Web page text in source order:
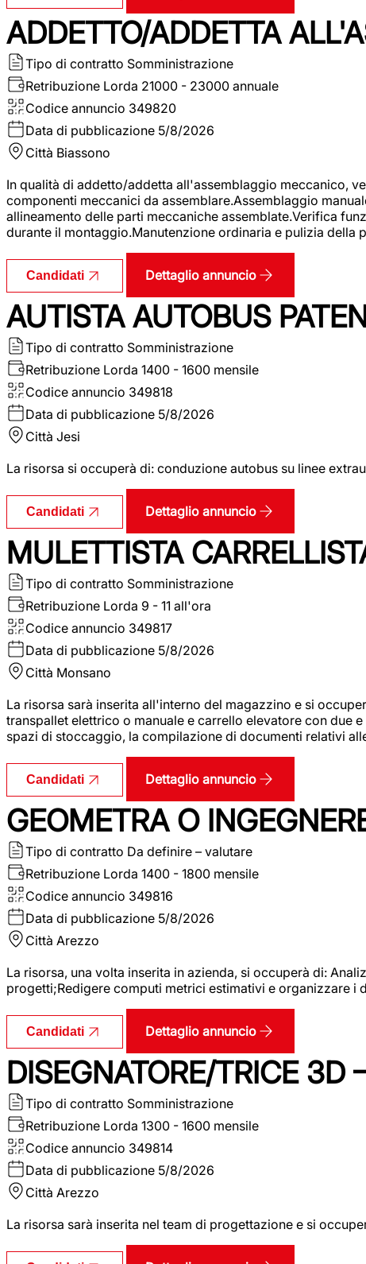
ADDETTO/ADDETTA
Tipo di contratto Somministrazione
Retribuzione Lorda 21000 - 23000 annuale
Codice annuncio 349820
Data di pubblicazione 5/8/2026
Città Biassono
In qualità di addetto/addetta all'assemblaggio meccanico,
componenti meccanici da assemblare.Assemblaggio
allineamento delle parti meccaniche assemblate.Verifica
durante il montaggio.Manutenzione ordinaria e pulizia
Candidati Dettaglio annuncio
AUTISTA AUTOBUS
Tipo di contratto Somministrazione
Retribuzione Lorda 1400 - 1600 mensile
Codice annuncio 349818
Data di pubblicazione 5/8/2026
Città Jesi
La risorsa si occuperà di: conduzione autobus su linee
Candidati Dettaglio annuncio
MULETTISTA
Tipo di contratto Somministrazione
Retribuzione Lorda 9 - 11 all'ora
Codice annuncio 349817
Data di pubblicazione 5/8/2026
Città Monsano
La risorsa sarà inserita all'interno del magazzino e si
transpallet elettrico o manuale e carrello elevatore con due
spazi di stoccaggio, la compilazione di documenti relativi
Candidati Dettaglio annuncio
GEOMETRA O
Tipo di contratto Da definire – valutare
Retribuzione Lorda 1400 - 1800 mensile
Codice annuncio 349816
Data di pubblicazione 5/8/2026
Città Arezzo
La risorsa, una volta inserita in azienda, si occuperà di:
progetti;Redigere computi metrici estimativi e organizzare
Candidati Dettaglio annuncio
DISEGNATORE/TRICE 3D
Tipo di contratto Somministrazione
Retribuzione Lorda 1300 - 1600 mensile
Codice annuncio 349814
Data di pubblicazione 5/8/2026
Città Arezzo
La risorsa sarà inserita nel team di progettazione e si